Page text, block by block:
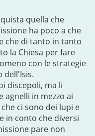
quella che
ha poco a che
che di tanto in tanto
la Chiesa per fare
con le strategie
dell'Isis.
discepoli, ma li
agnelli in mezzo ai
ci sono dei lupi e
in conto che diversi
pare non